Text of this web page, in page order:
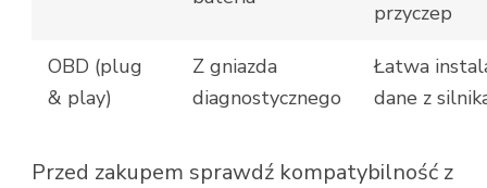
przyczep
OBD (plug
& play)
Z gniazda
diagnostycznego
Łatwa
dane z
Przed zakupem sprawdź kompatybilność z